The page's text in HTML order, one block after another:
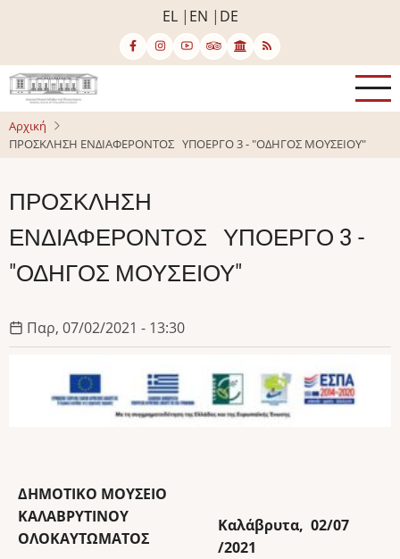
κυρίως
περιεχόμενο
EL EN DE
Αρχική
ΠΡΟΣΚΛΗΣΗ ΕΝΔΙΑΦΕΡΟΝΤΟΣ ΥΠΟΕΡΓΟ 3 - "ΟΔΗΓΟΣ ΜΟΥΣΕΙΟΥ"
ΠΡΟΣΚΛΗΣΗ
ΕΝΔΙΑΦΕΡΟΝΤΟΣ ΥΠΟΕΡΓΟ 3 -
"ΟΔΗΓΟΣ ΜΟΥΣΕΙΟΥ"
Παρ, 07/02/2021 - 13:30
ΔΗΜΟΤΙΚΟ ΜΟΥΣΕΙΟ
ΚΑΛΑΒΡΥΤΙΝΟΥ
ΟΛΟΚΑΥΤΩΜΑΤΟΣ
Καλάβρυτα, 02/07
/2021